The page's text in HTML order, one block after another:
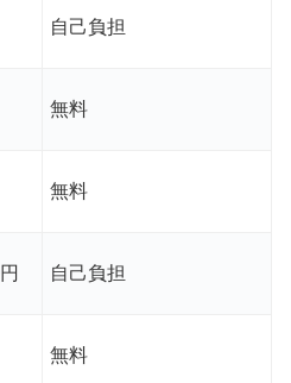
自己負担
無料
無料
自己負担
無料